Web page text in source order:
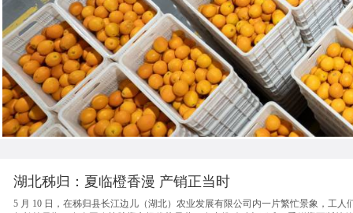
湖北秭归：夏临橙香漫 产销正当时
5 月 10 日，在秭归县长江边儿（湖北）农业发展有限公司内一片繁忙景象，工